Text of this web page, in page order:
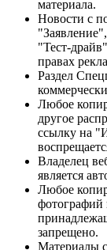
материала.
Новости с
"Тест-
правах
Раздел
Любое
другое
ссылку на
Владелец
является
Любое
фотографий
запрещено.
Материалы